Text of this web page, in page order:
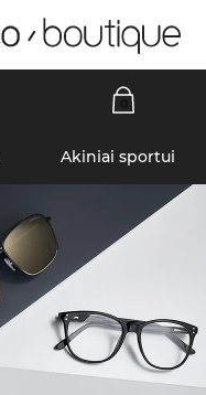
Akiniai sportui